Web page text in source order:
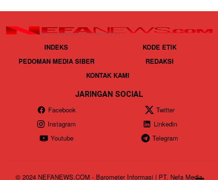
INDEKS
KODE ETIK
PEDOMAN MEDIA SIBER
REDAKSI
KONTAK KAMI
JARINGAN SOCIAL
Facebook
Twitter
Instagram
Linkedin
Youtube
Telegram
© 2024 NEFANEWS.COM - Barometer Informasi | PT. Nefa Media